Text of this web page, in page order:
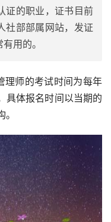
证的职业，证书目前
社部部属网站，发证
用的。
理师的考试时间为每年
具体报名时间以当期的